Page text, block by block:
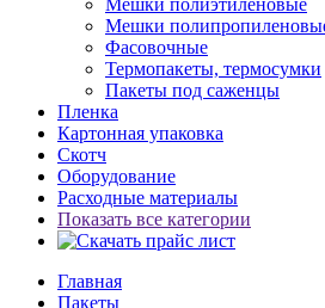
Мешки
Фасовочные
Термопакеты, термосумки
Пакеты под саженцы
Пленка
Картонная упаковка
Скотч
Оборудование
Расходные материалы
Показать все категории
Главная
Пакеты